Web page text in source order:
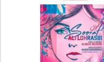
دانلود آهنگ جدید علیرضا
قربانی بنام خیال خوش